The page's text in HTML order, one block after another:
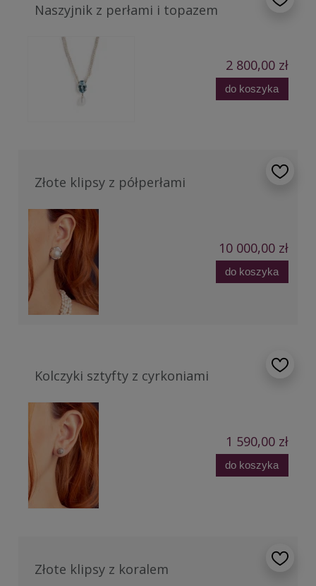
Naszyjnik z perłami i topazem
2 800,00 zł
do koszyka
Złote klipsy z półperłami
10 000,00 zł
do koszyka
Kolczyki sztyfty z cyrkoniami
1 590,00 zł
do koszyka
Złote klipsy z koralem